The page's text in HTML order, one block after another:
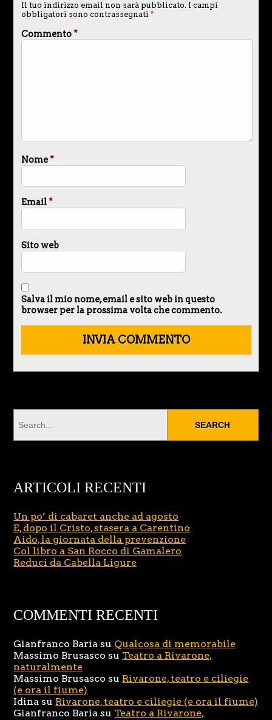
Il tuo indirizzo email non sarà pubblicato. I campi
obbligatori sono contrassegnati *
Commento*
Nome*
Email*
Sito web
Salva il mio nome, email e sito web in questo
browser per la prossima volta che commento.
ARTICOLI RECENTI
Un po’ di cabaret anche ad agosto
E, dopo il Cristo, stasera a Carentino
Aido, la giornata della prevenzione
Col libro a San Rocco di Gamalero
Reduci da Cabella Ligure
COMMENTI RECENTI
Gianfranco Baria su Qualcosa di memorabile
Massimo Brusasco su Teatro a Rivarone,
naturalmente
Massimo Brusasco su Rivarone, teatro e ciliegie
(e ora il fiume)
Idina su Rivarone, teatro e ciliegie (e ora il fiume)
Gianfranco Baria su Teatro a Rivarone,